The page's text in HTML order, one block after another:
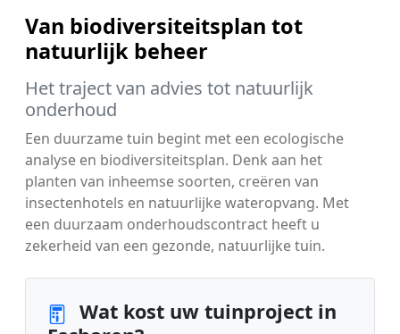
Van biodiversiteitsplan tot
natuurlijk beheer
Het traject van advies tot natuurlijk
onderhoud
Een duurzame tuin begint met een ecologische
analyse en biodiversiteitsplan. Denk aan het
planten van inheemse soorten, creëren van
insectenhotels en natuurlijke wateropvang. Met
een duurzaam onderhoudscontract heeft u
zekerheid van een gezonde, natuurlijke tuin.
Wat kost uw tuinproject in